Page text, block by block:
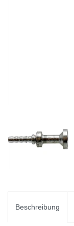
Beschreibung